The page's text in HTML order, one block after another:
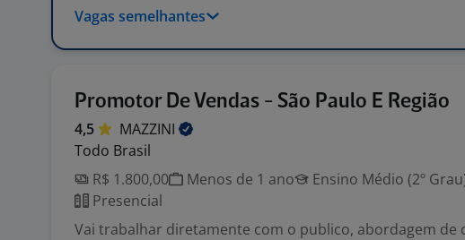
Vagas semelhantes
Promotor De Vendas - São Paulo E Região
4,5
MAZZINI
Todo Brasil
R$ 1.800,00
Menos de 1 ano
Ensino Médio (2º
Presencial
Vai trabalhar diretamente com o publico, abordagem de